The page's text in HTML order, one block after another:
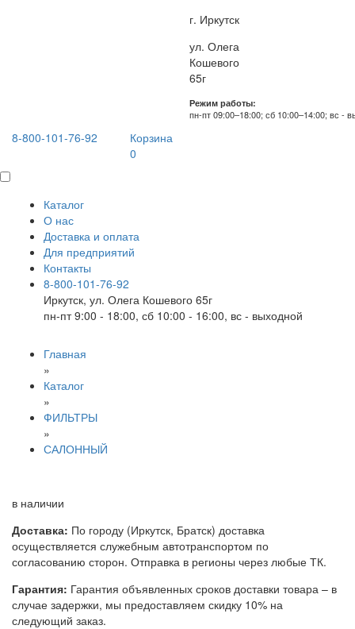
г. Иркутск
ул. Олега
Кошевого
65г
Режим работы:
пн-пт 09:00–18:00; сб 10:00–14:00; вс -
8-800-101-76-92
Корзина
0
Каталог
О нас
Доставка и оплата
Для предприятий
Контакты
8-800-101-76-92
Иркутск, ул. Олега Кошевого 65г
пн-пт 9:00 - 18:00, сб 10:00 - 16:00, вс - выходной
Главная
»
Каталог
»
ФИЛЬТРЫ
»
САЛОННЫЙ
в наличии
Доставка: По городу (Иркутск, Братск) доставка
осуществляется служебным автотранспортом по
согласованию сторон. Отправка в регионы через любые ТК.
Гарантия: Гарантия объявленных сроков доставки товара – в
случае задержки, мы предоставляем скидку 10% на
следующий заказ.